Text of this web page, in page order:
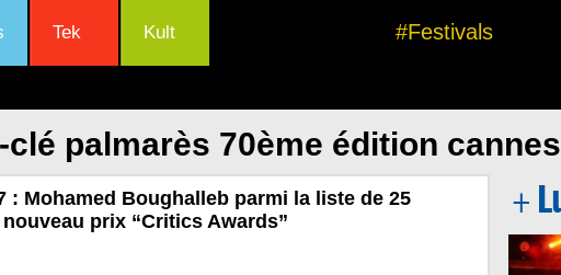
Tek Kult #Festivals
palmarès 70ème édition cannes
: Mohamed Boughalleb parmi la liste de 25
prix “Critics Awards”